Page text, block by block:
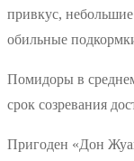
привкус,
обильные
Помидоры в
срок созревания
Пригоден «Дон